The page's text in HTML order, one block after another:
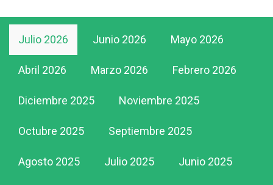
Julio 2026 Junio 2026 Mayo 2026
Abril 2026 Marzo 2026 Febrero 2026
Diciembre 2025 Noviembre 2025
Octubre 2025 Septiembre 2025
Agosto 2025 Julio 2025 Junio 2025